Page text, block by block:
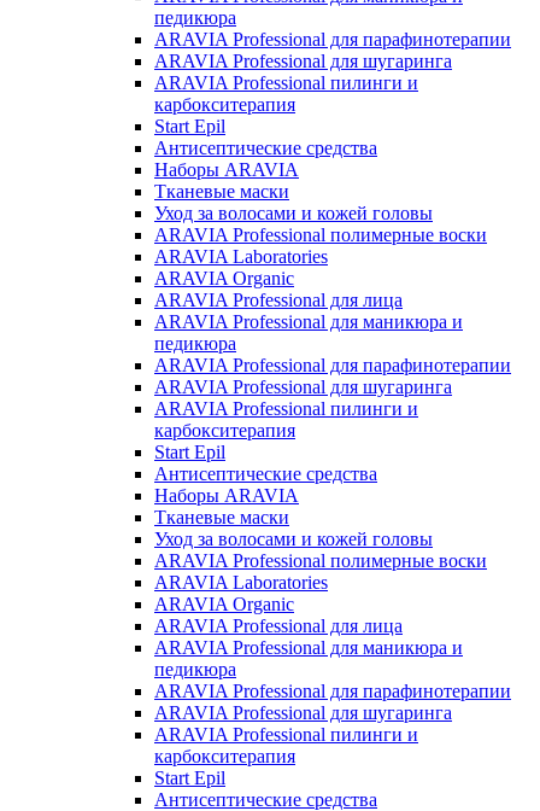
педикюра
ARAVIA Professional для парафинотерапии
ARAVIA Professional для шугаринга
ARAVIA Professional пилинги и
карбокситерапия
Start Epil
Антисептические средства
Наборы ARAVIA
Тканевые маски
Уход за волосами и кожей головы
ARAVIA Professional полимерные воски
ARAVIA Laboratories
ARAVIA Organic
ARAVIA Professional для лица
ARAVIA Professional для маникюра и
педикюра
ARAVIA Professional для парафинотерапии
ARAVIA Professional для шугаринга
ARAVIA Professional пилинги и
карбокситерапия
Start Epil
Антисептические средства
Наборы ARAVIA
Тканевые маски
Уход за волосами и кожей головы
ARAVIA Professional полимерные воски
ARAVIA Laboratories
ARAVIA Organic
ARAVIA Professional для лица
ARAVIA Professional для маникюра и
педикюра
ARAVIA Professional для парафинотерапии
ARAVIA Professional для шугаринга
ARAVIA Professional пилинги и
карбокситерапия
Start Epil
Антисептические средства